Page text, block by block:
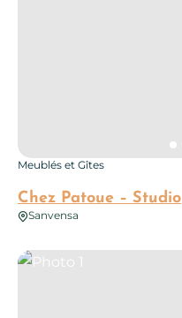
Chez Patoue – Studio
Meublés et Gîtes
Sanvensa
Photo 1